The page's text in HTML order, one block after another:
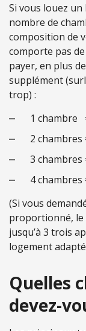
Si vous louez
nombre de
composition de
comporte pas
payer, en plus
supplément
trop) :
1 chambre
2 chambres
3 chambres
4 chambres
(Si vous
proportionné, le
jusqu’à 3 trois
logement
Quelles
devez-